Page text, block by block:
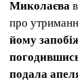
Миколаєва
про
йому
подала